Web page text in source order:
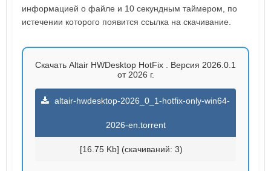
информацией о файле и 10 секундным таймером, по
истечении которого появится ссылка на скачивание.
Скачать Altair HWDesktop HotFix . Версия 2026.0.1
от 2026 г.
altair-hwdesktop-2026_0_1-hotfix-only-win64-
2026-en.torrent
[16.75 Kb] (cкачиваний: 3)